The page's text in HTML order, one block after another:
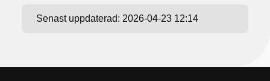
Senast uppdaterad: 2026-04-23 12:14